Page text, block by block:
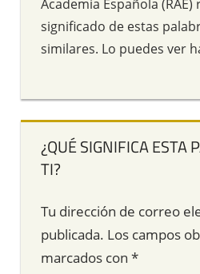
Academia Española (RAE)
significado de estas
similares. Lo puedes ver
¿QUÉ SIGNIFICA ESTA
TI?
Tu dirección de correo
publicada. Los campos
marcados con *